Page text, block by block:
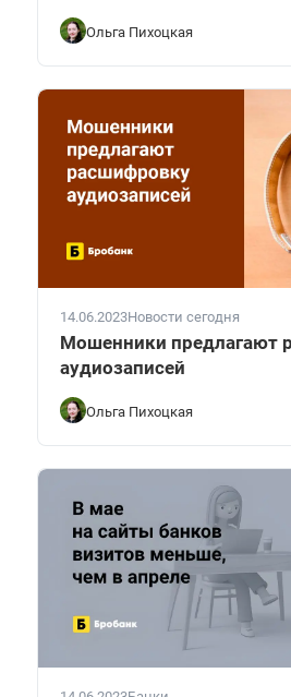
Ольга Пихоцкая
14.06.2023Новости сегодня
Мошенники предлагают
аудиозаписей
Ольга Пихоцкая